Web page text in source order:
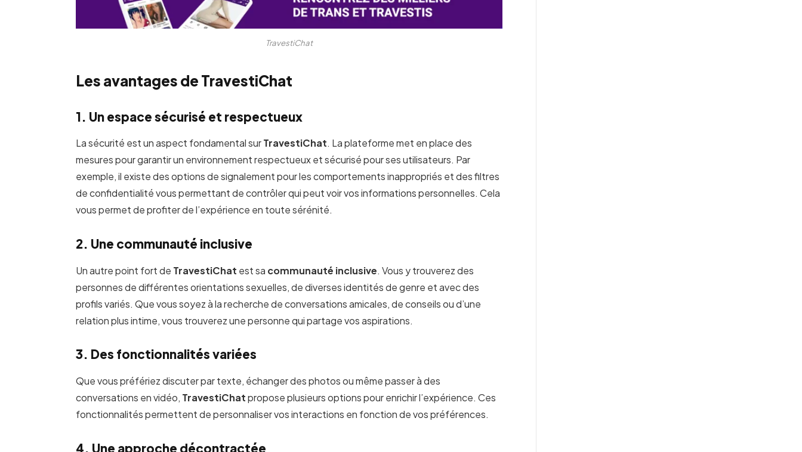
TravestiChat
Les avantages de TravestiChat
1. Un espace sécurisé et respectueux
La sécurité est un aspect fondamental surTravestiChat. La plateforme met en place des
mesures pour garantir un environnement respectueux et sécurisé pour ses utilisateurs. Par
exemple, il existe des options de signalement pour les comportements inappropriés et des filtres
de confidentialité vous permettant de contrôler qui peut voir vos informations personnelles. Cela
vous permet de profiter de l’expérience en toute sérénité.
2. Une communauté inclusive
Un autre point fort de TravestiChat est sa communauté inclusive. Vous y trouverez des
personnes de différentes orientations sexuelles, de diverses identités de genre et avec des
profils variés. Que vous soyez à la recherche de conversations amicales, de conseils ou d’une
relation plus intime, vous trouverez une personne qui partage vos aspirations.
3. Des fonctionnalités variées
Que vous préfériez discuter par texte, échanger des photos ou même passer à des
conversations en vidéo, TravestiChatpropose plusieurs options pour enrichir l’expérience. Ces
fonctionnalités permettent de personnaliser vos interactions en fonction de vos préférences.
4. Une approche décontractée